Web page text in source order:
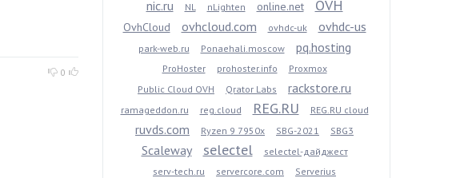
0
nic.ru
NL nLighten online.net OVH
OvhCloud ovhcloud.com ovhdc-uk ovhdc-us
park-web.ru Ponaehali.moscow pq.hosting
ProHoster prohoster.info
Proxmox
Public Cloud OVH
Qrator Labs rackstore.ru
ramageddon.ru reg.cloud REG.RU REG.RU cloud
ruvds.com Ryzen 9 7950x SBG-2021 SBG3
Scaleway selectel
selectel-дайджест
serv-tech.ru
servercore.com Serverius